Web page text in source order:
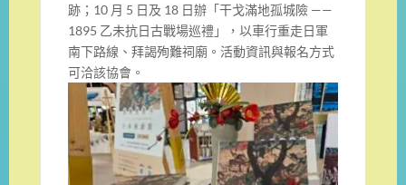
跡；10 月 5 日及 18 日辦「干戈滿地孤城險 ——
1895 乙未抗日古戰場巡禮」，以車行重走日軍
南下路線、拜謁殉難祠廟。活動資訊與報名方式
可洽該協會。